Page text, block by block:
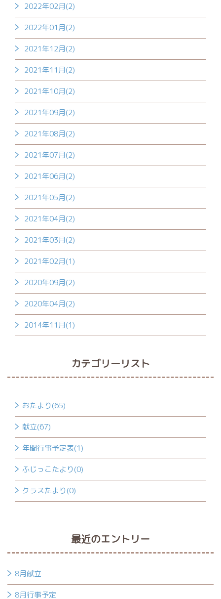
2022年02月(2)
2022年01月(2)
2021年12月(2)
2021年11月(2)
2021年10月(2)
2021年09月(2)
2021年08月(2)
2021年07月(2)
2021年06月(2)
2021年05月(2)
2021年04月(2)
2021年03月(2)
2021年02月(1)
2020年09月(2)
2020年04月(2)
2014年11月(1)
カテゴリーリスト
おたより(65)
献立(67)
年間行事予定表(1)
ふじっこたより(0)
クラスたより(0)
最近のエントリー
8月献立
8月行事予定